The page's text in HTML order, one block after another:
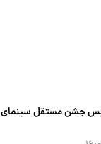
جشن مستقل سینمای